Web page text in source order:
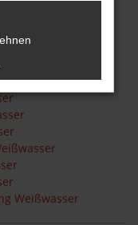
Rabatte
Sie
Weißwasser